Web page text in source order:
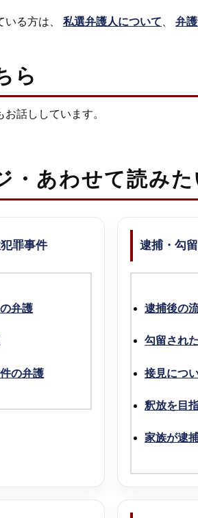
いる方は、 私選弁護人について 弁
ら
話ししています。
・あわせて読み
罪事件
弁護
の弁護
逮捕・勾
逮捕後の
勾留され
接見につ
釈放を目
家族が逮